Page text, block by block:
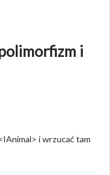
i
i wrzucać tam